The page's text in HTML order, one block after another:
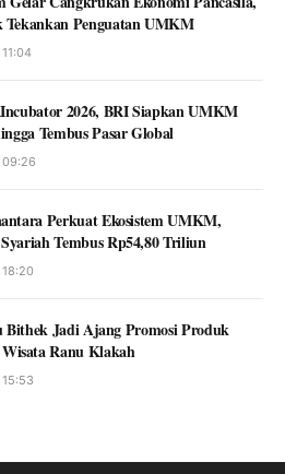
Penguatan UMKM
2026, BRI Siapkan UMKM
Tembus Pasar Global
Perkuat Ekosistem UMKM,
Tembus Rp54,80 Triliun
Bithek Jadi Ajang Promosi Produk
Ranu Klakah